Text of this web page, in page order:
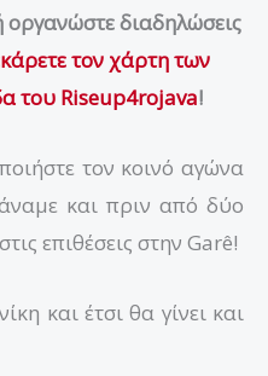
διαδηλώσεις
τον χάρτη των
του Riseup4rojava!
τον κοινό αγώνα
και πριν από δύο
επιθέσεις στην Garê!
και έτσι θα γίνει και